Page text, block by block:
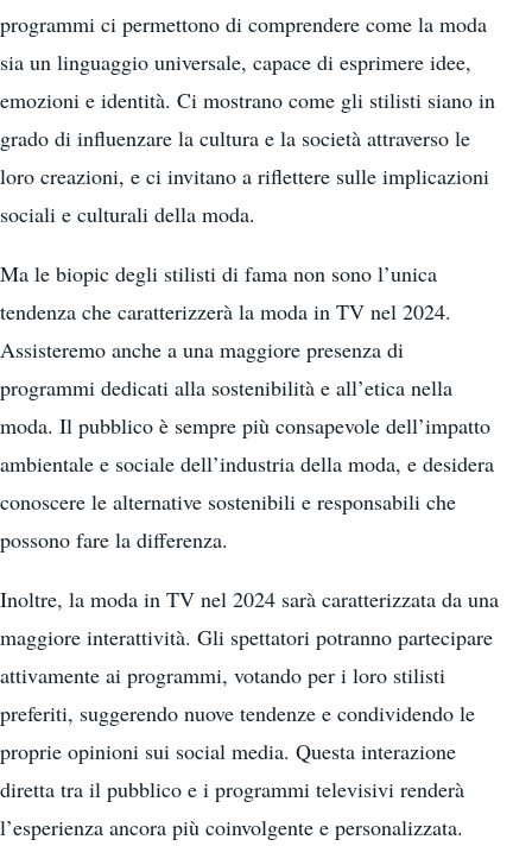
programmi ci permettono di comprendere come la moda
sia un linguaggio universale, capace di esprimere idee,
emozioni e identità. Ci mostrano come gli stilisti siano in
grado di influenzare la cultura e la società attraverso le
loro creazioni, e ci invitano a riflettere sulle implicazioni
sociali e culturali della moda.
Ma le biopic degli stilisti di fama non sono l’unica
tendenza che caratterizzerà la moda in TV nel 2024.
Assisteremo anche a una maggiore presenza di
programmi dedicati alla sostenibilità e all’etica nella
moda. Il pubblico è sempre più consapevole dell’impatto
ambientale e sociale dell’industria della moda, e desidera
conoscere le alternative sostenibili e responsabili che
possono fare la differenza.
Inoltre, la moda in TV nel 2024 sarà caratterizzata da una
maggiore interattività. Gli spettatori potranno partecipare
attivamente ai programmi, votando per i loro stilisti
preferiti, suggerendo nuove tendenze e condividendo le
proprie opinioni sui social media. Questa interazione
diretta tra il pubblico e i programmi televisivi renderà
l’esperienza ancora più coinvolgente e personalizzata.